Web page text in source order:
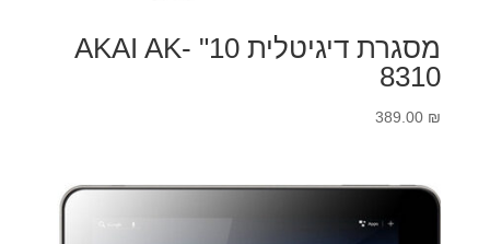
מסגרת דיגיטלית 10" AKAI AK-
8310
389.00 ₪